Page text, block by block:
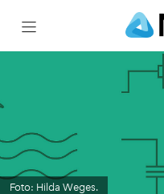
Foto: Hilda Weges.
Om Grønne
Webinarer